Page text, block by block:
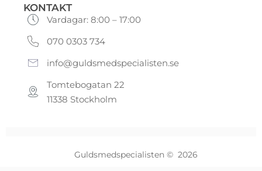
KONTAKT
Vardagar: 8:00 – 17:00
070 0303 734
info@guldsmedspecialisten.se
Tomtebogatan 22
11338 Stockholm
Guldsmedspecialisten © 2026